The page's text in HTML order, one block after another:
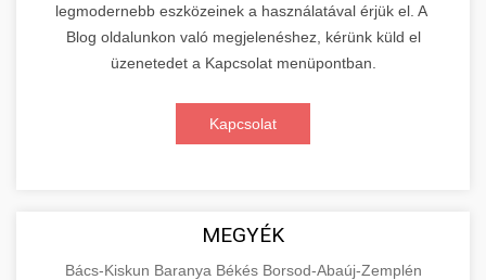
legmodernebb eszközeinek a használatával érjük el. A
Blog oldalunkon való megjelenéshez, kérünk küld el
üzenetedet a Kapcsolat menüpontban.
Kapcsolat
MEGYÉK
Bács-Kiskun Baranya Békés Borsod-Abaúj-Zemplén